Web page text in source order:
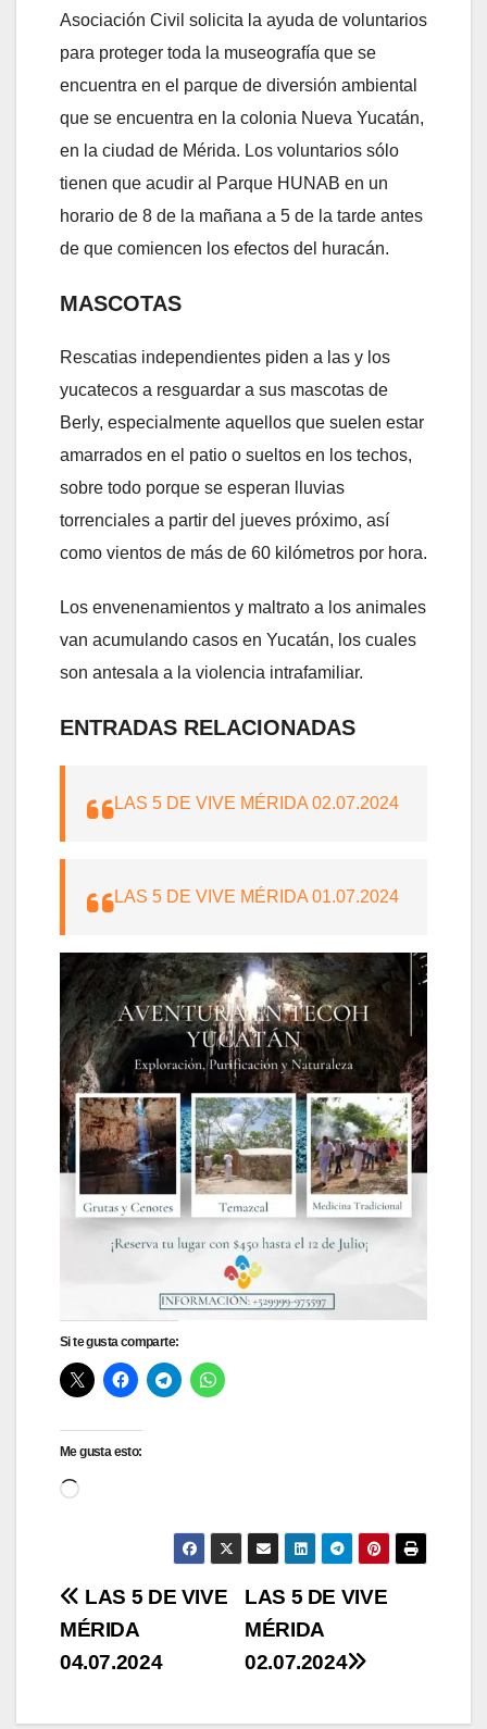
Asociación Civil solicita la ayuda de voluntarios
para proteger toda la museografía que se
encuentra en el parque de diversión ambiental
que se encuentra en la colonia Nueva Yucatán,
en la ciudad de Mérida. Los voluntarios sólo
tienen que acudir al Parque HUNAB en un
horario de 8 de la mañana a 5 de la tarde antes
de que comiencen los efectos del huracán.
MASCOTAS
Rescatias independientes piden a las y los
yucatecos a resguardar a sus mascotas de
Berly, especialmente aquellos que suelen estar
amarrados en el patio o sueltos en los techos,
sobre todo porque se esperan lluvias
torrenciales a partir del jueves próximo, así
como vientos de más de 60 kilómetros por hora.
Los envenenamientos y maltrato a los animales
van acumulando casos en Yucatán, los cuales
son antesala a la violencia intrafamiliar.
ENTRADAS RELACIONADAS
LAS 5 DE VIVE MÉRIDA 02.07.2024
LAS 5 DE VIVE MÉRIDA 01.07.2024
Si te gusta comparte:
Me gusta esto:
Cargando...
Navegación
de
LAS 5 DE VIVE
MÉRIDA
02.07.2024
LAS 5 DE VIVE
MÉRIDA
04.07.2024